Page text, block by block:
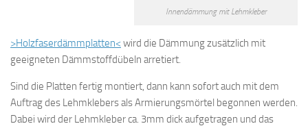
Innendämmung mit Lehmkleber
>Holzfaserdämmplatten<wird die Dämmung zusätzlich mit
geeigneten Dämmstoffdübeln arretiert.
Sind die Platten fertig montiert, dann kann sofort auch mit dem
Auftrag des Lehmklebers als Armierungsmörtel begonnen werden.
Dabei wird der Lehmkleber ca. 3mm dick aufgetragen und das